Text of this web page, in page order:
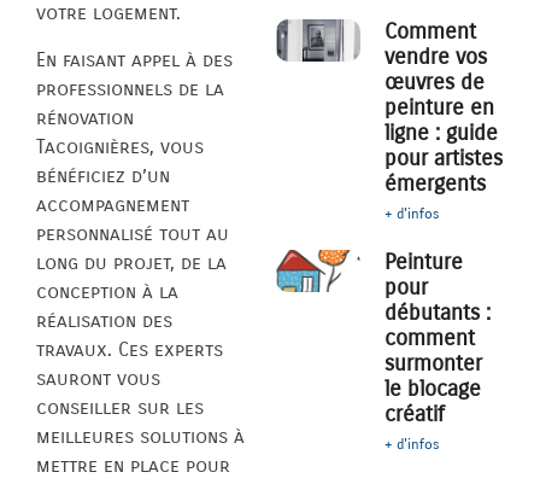
votre logement.
En faisant appel à des
professionnels de la
rénovation
Tacoignières, vous
bénéficiez d’un
accompagnement
personnalisé tout au
long du projet, de la
conception à la
réalisation des
travaux. Ces experts
sauront vous
conseiller sur les
meilleures solutions à
mettre en place pour
Comment
vendre vos
œuvres de
peinture en
ligne : guide
pour artistes
émergents
+ d'infos
Peinture
pour
débutants :
comment
surmonter
le blocage
créatif
+ d'infos